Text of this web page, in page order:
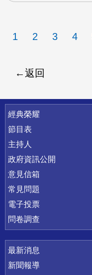
1 2 3 4
返回
快速連結
經典榮耀
節目表
主持人
政府資訊公開
意見信箱
常見問題
電子投票
問卷調查
最新消息
新聞報導